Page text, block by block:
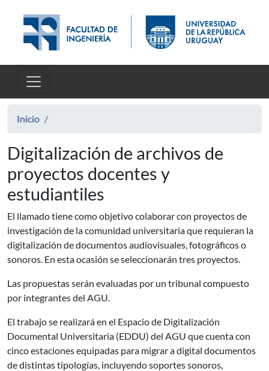
Inicio
Digitalización de archivos de
proyectos docentes y
estudiantiles
El llamado tiene como objetivo colaborar con proyectos de
investigación de la comunidad universitaria que requieran la
digitalización de documentos audiovisuales, fotográficos o
sonoros. En esta ocasión se seleccionarán tres proyectos.
Las propuestas serán evaluadas por un tribunal compuesto
por integrantes del AGU.
El trabajo se realizará en el Espacio de Digitalización
Documental Universitaria (EDDU) del AGU que cuenta con
cinco estaciones equipadas para migrar a digital documentos
de distintas tipologías, incluyendo soportes sonoros,